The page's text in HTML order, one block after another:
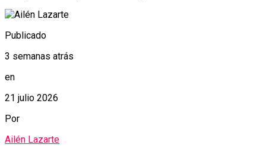
Publicado
3 semanas atrás
en
21 julio 2026
Por
Ailén Lazarte